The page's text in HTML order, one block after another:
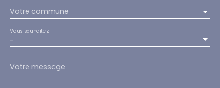
Votre commune
-
Vous souhaitez
Votre message